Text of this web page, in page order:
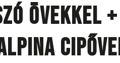
övekkel +